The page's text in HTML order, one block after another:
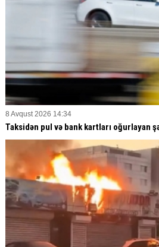
8 Avqust 2026 14:34
Taksidən pul və bank kartları oğurlayan